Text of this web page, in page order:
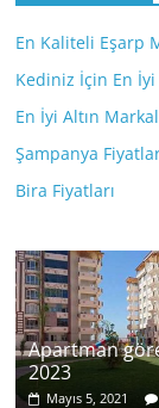
En Kaliteli Eşarp
Kediniz İçin En
En İyi Altın
Şampanya
Bira Fiyatları
Apartman
2023
Mayıs 5, 2021